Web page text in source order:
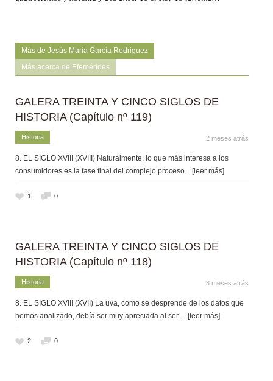
Más de Jesús María García Rodriguez
Más acerca de Efemérides
GALERA TREINTA Y CINCO SIGLOS DE
HISTORIA (Capítulo nº 119)
Historia 2 meses atrás
8. EL SIGLO XVIII (XVIII) Naturalmente, lo que más interesa a los
consumidores es la fase final del complejo proceso... [leer más]
1 0
GALERA TREINTA Y CINCO SIGLOS DE
HISTORIA (Capítulo nº 118)
Historia 3 meses atrás
8. EL SIGLO XVIII (XVII) La uva, como se desprende de los datos que
hemos analizado, debía ser muy apreciada al ser ... [leer más]
2 0